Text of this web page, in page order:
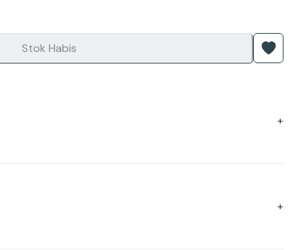
Stok Habis
+
+